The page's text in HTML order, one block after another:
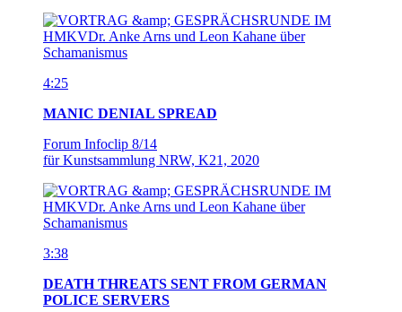
4:25
MANIC DENIAL SPREAD
Forum Infoclip 8/14
für Kunstsammlung NRW, K21, 2020
3:38
DEATH THREATS SENT FROM GERMAN
POLICE SERVERS